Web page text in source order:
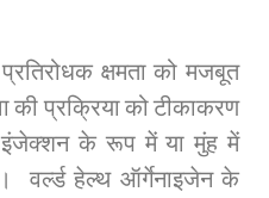
क्षमता को मजबूत
की प्रक्रिया को टीकाकरण
के रूप में या मुंह में
वर्ल्ड हेल्थ ऑर्गेनाइजेन के